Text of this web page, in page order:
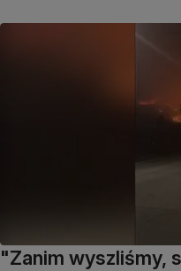
"Zanim wyszliśmy,